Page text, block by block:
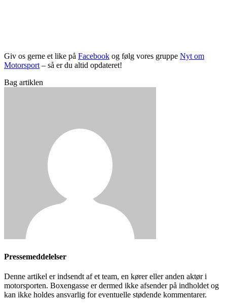
Giv os gerne et like på Facebook og følg vores gruppe Nyt om
Motorsport– så er du altid opdateret!
Bag artiklen
Pressemeddelelser
Denne artikel er indsendt af et team, en kører eller anden aktør i
motorsporten. Boxengasse er dermed ikke afsender på indholdet og
kan ikke holdes ansvarlig for eventuelle stødende kommentarer.